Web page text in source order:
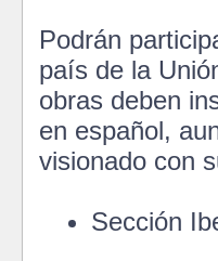
Podrán
país de la
obras deben
en español,
visionado con
Sección